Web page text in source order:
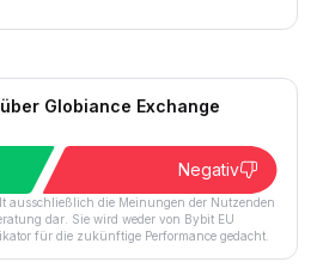
Globiance Exchange
Negativ
ausschließlich die Meinungen der Nutzenden
dar. Sie wird weder von Bybit EU
für die zukünftige Performance gedacht.